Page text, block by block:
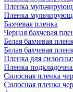
Пленка
Пленка
Бахчевая пленка
Черная бахчевая
Белая бахчевая
Белая бахчевая
Пленка для
Пленка
Силосная пленка
Силосная пленка